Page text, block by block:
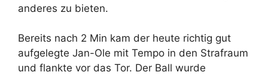
anderes zu bieten.
Bereits nach 2 Min kam der heute richtig gut
aufgelegte Jan-Ole mit Tempo in den Strafraum
und flankte vor das Tor. Der Ball wurde